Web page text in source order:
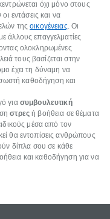
όχι μόνο στους
εντάσεις και να
τηςοικογένειας. Οι
άλλους επαγγελματίες
ολοκληρωμένες
τους βασίζεται στην
έχει τη δύναμη να
σωστή καθοδήγηση και
για συμβουλευτική
στρες ή βοήθεια σε θέματα
μέσα από τον
θα εντοπίσεις ανθρώπους
δίπλα σου σε κάθε
και καθοδήγηση για να